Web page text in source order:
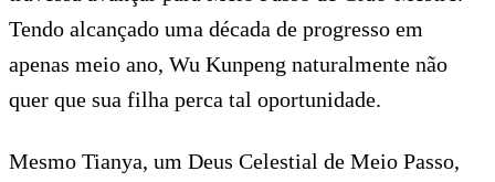
Tendo alcançado uma década de progresso em
apenas meio ano, Wu Kunpeng naturalmente não
quer que sua filha perca tal oportunidade.
Mesmo Tianya, um Deus Celestial de Meio Passo,